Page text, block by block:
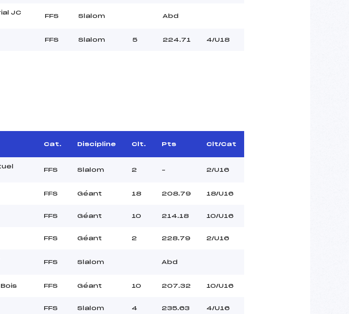
JC
FFS Slalom Abd
FFS Slalom 5 224.71 4/U18
Cat. Discipline Clt. Pts Clt/Cat
FFS Slalom 2 – 2/U16
FFS Géant 18 208.79 18/U16
FFS Géant 10 214.18 10/U16
FFS Géant 2 228.79 2/U16
FFS Slalom Abd
FFS Géant 10 207.32 10/U16
FFS Slalom 4 235.63 4/U16